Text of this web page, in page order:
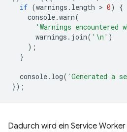
if (warnings . length > 0)
{
console.warn(
'Warnings
warnings . join( '\n' )
);
}
console. log( `Generated a
});
Dadurch wird ein Service